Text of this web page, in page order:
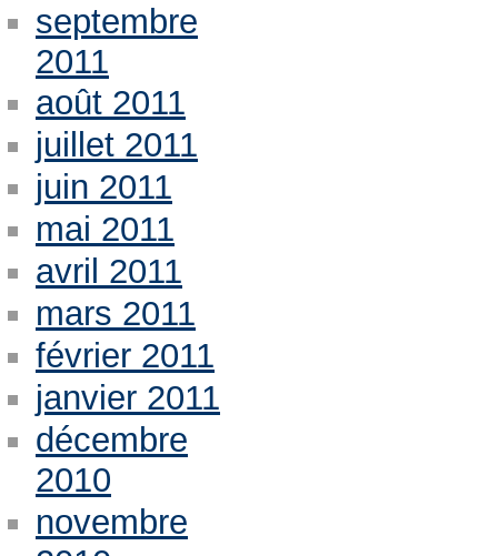
septembre
2011
août 2011
juillet 2011
juin 2011
mai 2011
avril 2011
mars 2011
février 2011
janvier 2011
décembre
2010
novembre